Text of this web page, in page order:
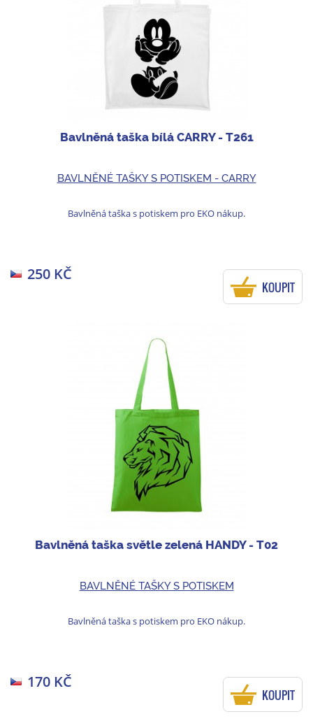
Bavlněná taška bílá CARRY - T261
BAVLNĚNÉ TAŠKY S POTISKEM - CARRY
Bavlněná taška s potiskem pro EKO nákup.
250 KČ
KOUPIT
Bavlněná taška světle zelená HANDY - T02
BAVLNĚNÉ TAŠKY S POTISKEM
Bavlněná taška s potiskem pro EKO nákup.
170 KČ
KOUPIT